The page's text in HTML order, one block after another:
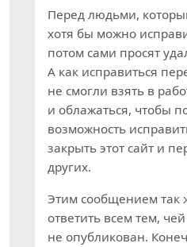
Перед людьми,
хотя бы можно
потом сами просят
А как исправиться
не смогли взять в
и облажаться, чтобы
возможность
закрыть этот сайт и
других.
Этим сообщением так
ответить всем тем,
не опубликован.